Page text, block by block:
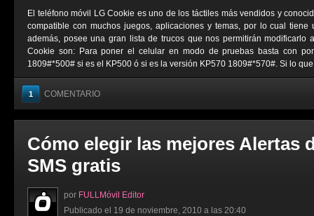
El teléfono móvil LG Cookie es uno de los táctiles más vendidos y
compatible con muchos juegos, aplicaciones y temas, por lo cual
además, posee una gran lista de trucos que nos permitirán modificarlo
Cookie son: Para poner el celular en modo de pruebas basta con
1809#*500# si es el KP500 ó si es la versión KP570 1809#*570#. Si lo que
1 COMENTARIO
Cómo elegir las mejores Alertas
SMS gratis
por FULLMóvil Editor
Publicado el 19 de noviembre, 2010 a las 20:40